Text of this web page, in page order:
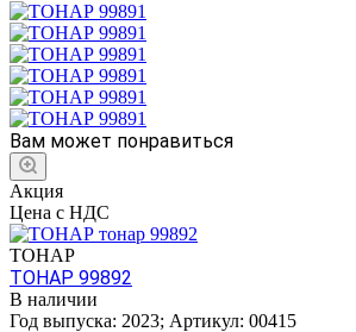
Вам может понравиться
Акция
Цена с НДС
ТОНАР
ТОНАР 99892
В наличии
Год выпуска: 2023; Артикул: 00415